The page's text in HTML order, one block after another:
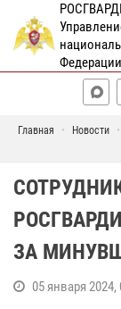
Главная Новости
ЗА
05 января 2024,